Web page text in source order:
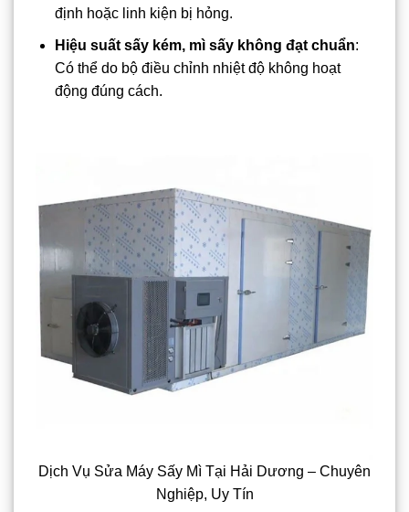
định hoặc linh kiện bị hỏng.
Hiệu suất sấy kém, mì sấy không đạt chuẩn:
Có thể do bộ điều chỉnh nhiệt độ không hoạt
động đúng cách.
Dịch Vụ Sửa Máy Sấy Mì Tại Hải Dương – Chuyên
Nghiệp, Uy Tín